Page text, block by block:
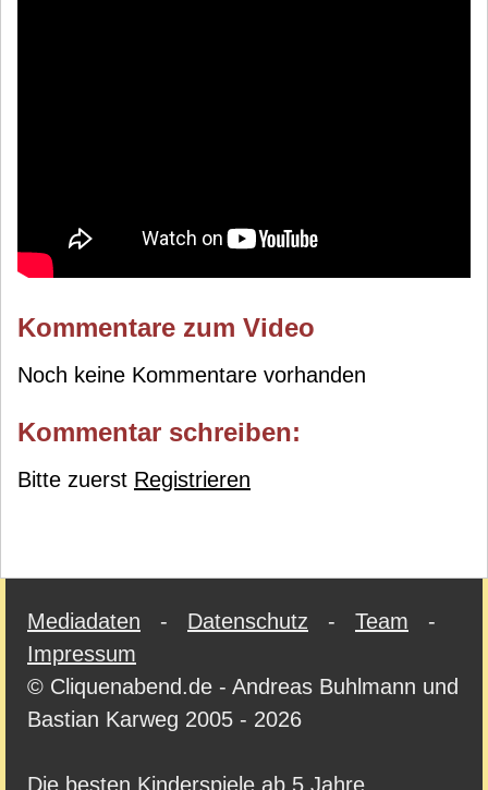
Kommentare zum Video
Noch keine Kommentare vorhanden
Kommentar schreiben:
Bitte zuerst Registrieren
Mediadaten - Datenschutz - Team -
Impressum
© Cliquenabend.de - Andreas Buhlmann und
Bastian Karweg 2005 - 2026
Die besten Kinderspiele ab 5 Jahre